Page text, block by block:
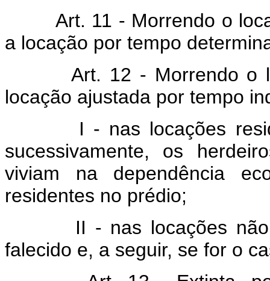
Art. 11 - Morrendo o
a locação por tempo
Art. 12 - Morrendo o
locação ajustada por tempo
I - nas locações
sucessivamente, os
viviam na dependência
residentes no prédio;
II - nas locações não
falecido e, a seguir, se for o